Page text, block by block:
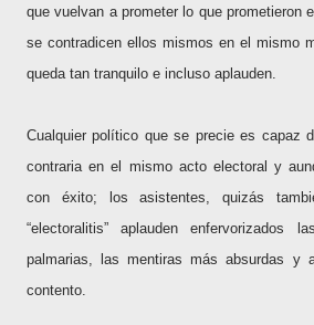
que vuelvan a prometer lo que prometieron
se contradicen ellos mismos en el mismo
queda tan tranquilo e incluso aplauden.
Cualquier político que se precie es capaz
contraria en el mismo acto electoral y
con éxito; los asistentes, quizás
“electoralitis” aplauden enfervorizados
palmarias, las mentiras más absurdas y
contento.